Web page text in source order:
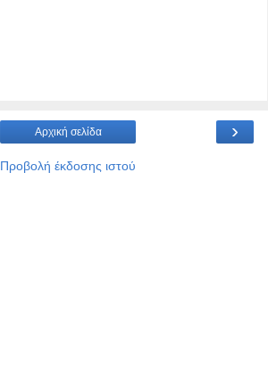
›
Αρχική σελίδα
Προβολή έκδοσης ιστού